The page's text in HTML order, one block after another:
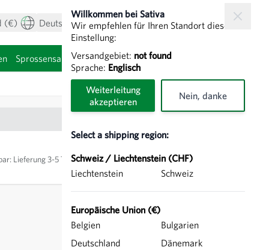
(€) Deutsch Mein Konto Warenkorb
Sprossensamen
Willkommen bei Sativa
Wir empfehlen für Ihren Standort diese
Einstellung:
Versandgebiet: not found
Sprache: Englisch
Weiterleitung
akzeptieren
Nein, danke
Select a shipping region:
Schweiz / Liechtenstein (CHF)
Liechtenstein
Schweiz
Europäische Union (€)
Belgien
Bulgarien
Deutschland
Dänemark
: Lieferung 3-5 Tage IN DEN WARENKORB
exkl.Versand, inkl. MwSt.des Lieferlandes